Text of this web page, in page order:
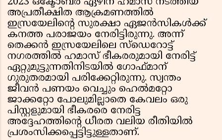
അപ്രതീക്ഷിത ആക്രമണത്തിൽ
ഇസ്രയേലിന്റെ സുരക്ഷാ ഏജൻസികൾക്ക്
കനത്ത പരാജയം നേരിട്ടിരുന്നു. അന്ന്
തെക്കൻ ഇസ്രയേലിലെ സ്ഡെറോട്ട്
നഗരത്തിൽ ഹമാസ് ഭീകരരുമായി നേരിട്ട്
ഏറ്റുമുട്ടുന്നതിനിടയിൽ ഗോഫ്മാന്
ഗുരുതരമായി പരിക്കേറ്റിരുന്നു. സ്വന്തം
ജീവൻ പണയം വെച്ചും ഹെൽമറ്റോ
ജാക്കറ്റോ പോലുമില്ലാതെ കേവലം ഒരു
പിസ്റ്റളുമായി ഭീകരരെ നേരിട്ട
അദ്ദേഹത്തിന്റെ ധീരത വലിയ രീതിയിൽ
പ്രശംസിക്കപ്പെട്ടിട്ടുള്ളതാണ്.